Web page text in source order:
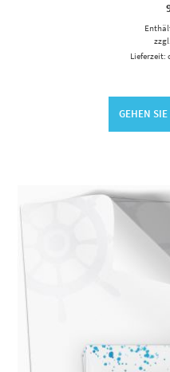
zzgl.
Lieferzeit:
GEHEN